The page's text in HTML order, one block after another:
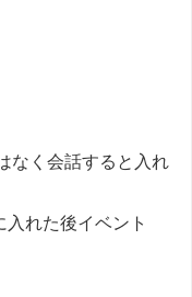
なく会話すると入れ
れた後イベント